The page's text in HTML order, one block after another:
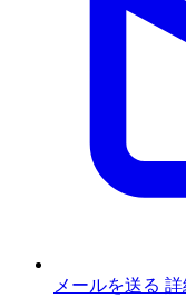
メールを送る 詳